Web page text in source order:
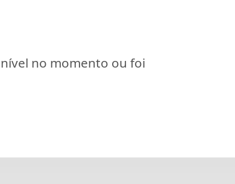
no momento ou foi